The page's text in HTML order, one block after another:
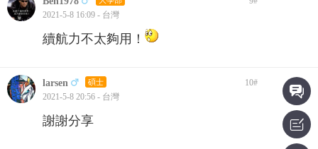
2021-5-8 16:09 - 台灣
續航力不太夠用！
larsen 碩士 10#
2021-5-8 20:56 - 台灣
謝謝分享